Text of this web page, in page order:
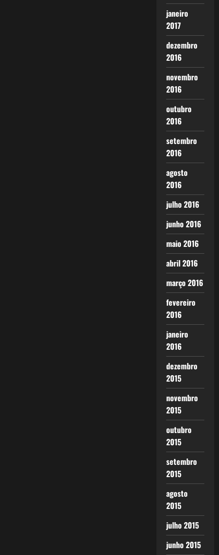
janeiro
2017
dezembro
2016
novembro
2016
outubro
2016
setembro
2016
agosto
2016
julho 2016
junho 2016
maio 2016
abril 2016
março 2016
fevereiro
2016
janeiro
2016
dezembro
2015
novembro
2015
outubro
2015
setembro
2015
agosto
2015
julho 2015
junho 2015